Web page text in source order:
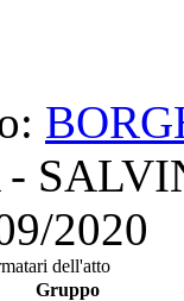
2020
dell'atto
Gruppo